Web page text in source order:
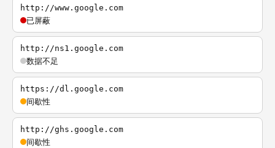
http://www.google.com
已屏蔽
http://ns1.google.com
数据不足
https://dl.google.com
间歇性
http://ghs.google.com
间歇性